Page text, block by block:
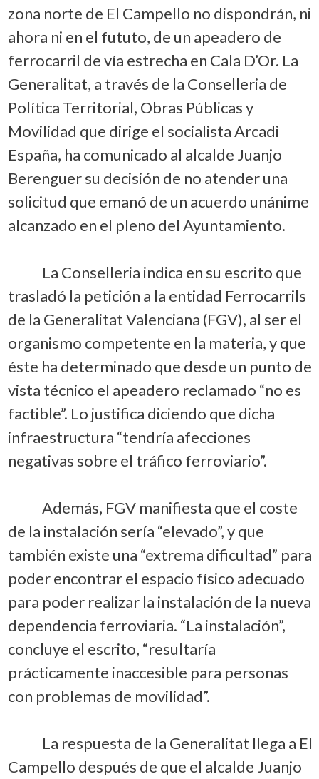
zona norte de El Campello no dispondrán, ni
ahora ni en el fututo, de un apeadero de
ferrocarril de vía estrecha en Cala D’Or. La
Generalitat, a través de la Conselleria de
Política Territorial, Obras Públicas y
Movilidad que dirige el socialista Arcadi
España, ha comunicado al alcalde Juanjo
Berenguer su decisión de no atender una
solicitud que emanó de un acuerdo unánime
alcanzado en el pleno del Ayuntamiento.
La Conselleria indica en su escrito que
trasladó la petición a la entidad Ferrocarrils
de la Generalitat Valenciana (FGV), al ser el
organismo competente en la materia, y que
éste ha determinado que desde un punto de
vista técnico el apeadero reclamado “no es
factible”. Lo justifica diciendo que dicha
infraestructura “tendría afecciones
negativas sobre el tráfico ferroviario”.
Además, FGV manifiesta que el coste
de la instalación sería “elevado”, y que
también existe una “extrema dificultad” para
poder encontrar el espacio físico adecuado
para poder realizar la instalación de la nueva
dependencia ferroviaria. “La instalación”,
concluye el escrito, “resultaría
prácticamente inaccesible para personas
con problemas de movilidad”.
La respuesta de la Generalitat llega a El
Campello después de que el alcalde Juanjo